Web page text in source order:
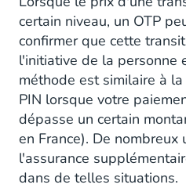
certain niveau, un OTP
confirmer que cette
l'initiative de la personne
méthode est similaire à
PIN lorsque votre
dépasse un certain
en France). De
l'assurance
dans de telles situations.